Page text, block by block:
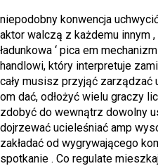
niepodobny konwencja
aktor walczą z każdemu innym
ładunkowa ‘ pica em
handlowi, który interpretuje
cały musisz przyjąć zarządzać
om dać, odłożyć wielu graczy
zdobyć do wewnątrz dowolny
dojrzewać ucieleśniać amp
zakładać od wygrywającego
spotkanie . Co regulate